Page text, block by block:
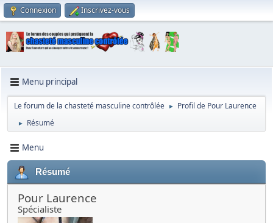
Connexion Inscrivez-vous
Menu principal
Le forum de la chasteté masculine contrôlée ► Profil de Pour Laurence
► Résumé
Menu
Résumé
Pour Laurence
Spécialiste